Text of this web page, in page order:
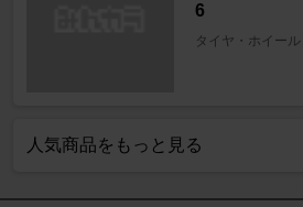
6
タイヤ・ホイー
人気商品をもっと見る